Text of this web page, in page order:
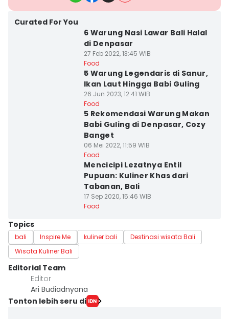
Curated For You
6 Warung Nasi Lawar Bali Halal
di Denpasar
27 Feb 2022, 13:45 WIB
Food
5 Warung Legendaris di Sanur,
Ikan Laut Hingga Babi Guling
26 Jun 2023, 12:41 WIB
Food
5 Rekomendasi Warung Makan
Babi Guling di Denpasar, Cozy
Banget
06 Mei 2022, 11:59 WIB
Food
Mencicipi Lezatnya Entil
Pupuan: Kuliner Khas dari
Tabanan, Bali
17 Sep 2020, 15:46 WIB
Food
Topics
bali Inspire Me kuliner bali
Destinasi wisata Bali
Wisata Kuliner Bali
Editorial Team
Editor
Ari Budiadnyana
Tonton lebih seru di